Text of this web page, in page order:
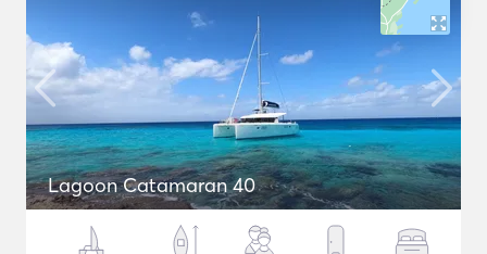
Lagoon Catamaran 40